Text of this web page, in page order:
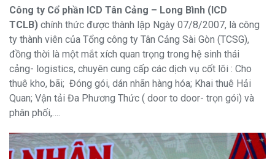
Công ty Cổ phần ICD Tân Cảng – Long Bình (ICD
TCLB) chính thức được thành lập Ngày 07/8/2007, là công
ty thành viên của Tổng công ty Tân Cảng Sài Gòn (TCSG),
đồng thời là một mắt xích quan trọng trong hệ sinh thái
cảng- logistics, chuyên cung cấp các dịch vụ cốt lõi : Cho
thuê kho, bãi; Đóng gói, dán nhãn hàng hóa; Khai thuê Hải
Quan; Vận tải Đa Phương Thức ( door to door- trọn gói) và
phân phối,….